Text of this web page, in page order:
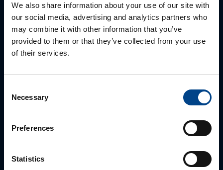
We also share information about your use of our site with
our social media, advertising and analytics partners who
may combine it with other information that you’ve
provided to them or that they’ve collected from your use
of their services.
Selection
Necessary
Preferences
Statistics